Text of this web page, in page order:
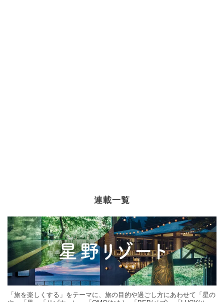
連載一覧
「旅を楽しくする」をテーマに、旅の目的や過ごし方にあわせて「星の